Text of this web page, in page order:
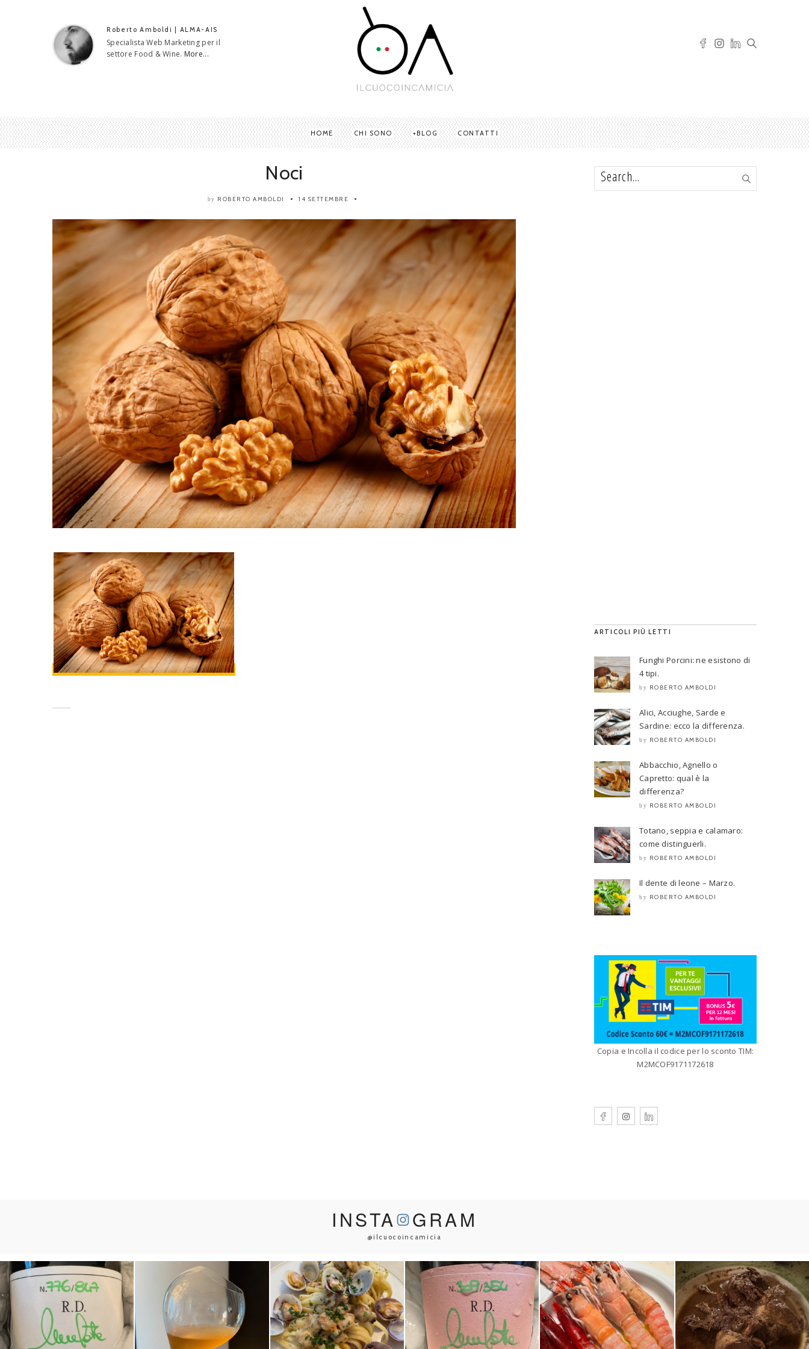
Roberto Amboldi | ALMA-AIS
Specialista Web Marketing per il
settore Food & Wine. More...
HOME CHI SONO BLOG CONTATTI
Noci
by ROBERTO AMBOLDI 14 SETTEMBRE
ARTICOLI PIÙ LETTI
Funghi Porcini: ne esistono di
4 tipi.
by ROBERTO AMBOLDI
Alici, Acciughe, Sarde e
Sardine: ecco la differenza.
by ROBERTO AMBOLDI
Abbacchio, Agnello o
Capretto: qual è la
differenza?
by ROBERTO AMBOLDI
Totano, seppia e calamaro:
come distinguerli.
by ROBERTO AMBOLDI
Il dente di leone – Marzo.
by ROBERTO AMBOLDI
Copia e Incolla il codice per lo sconto TIM:
M2MCOF9171172618
INSTA GRAM
@ilcuocoincamicia